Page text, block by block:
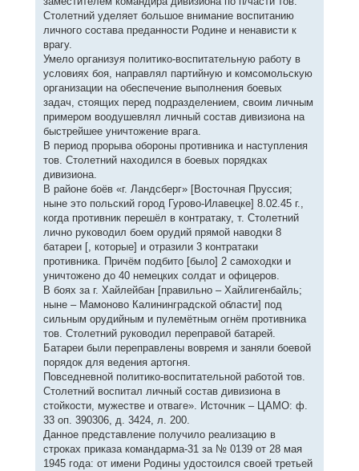
Столетний уделяет большое внимание воспитанию
личного состава преданности Родине и ненависти к
врагу.
Умело организуя политико-воспитательную работу в
условиях боя, направлял партийную и комсомольскую
организации на обеспечение выполнения боевых
задач, стоящих перед подразделением, своим личным
примером воодушевлял личный состав дивизиона на
быстрейшее уничтожение врага.
В период прорыва обороны противника и наступления
тов. Столетний находился в боевых порядках
дивизиона.
В районе боёв «г. Ландсберг» [Восточная Пруссия;
ныне это польский город Гурово-Илавецке] 8.02.45 г.,
когда противник перешёл в контратаку, т. Столетний
лично руководил боем орудий прямой наводки 8
батареи [, которые] и отразили 3 контратаки
противника. Причём подбито [было] 2 самоходки и
уничтожено до 40 немецких солдат и офицеров.
В боях за г. Хайлейбан [правильно – Хайлигенбайль;
ныне – Мамоново Калининградской области] под
сильным орудийным и пулемётным огнём противника
тов. Столетний руководил переправой батарей.
Батареи были переправлены вовремя и заняли боевой
порядок для ведения артогня.
Повседневной политико-воспитательной работой тов.
Столетний воспитал личный состав дивизиона в
стойкости, мужестве и отваге». Источник – ЦАМО: ф.
33 оп. 390306, д. 3424, л. 200.
Данное представление получило реализацию в
строках приказа командарма-31 за № 0139 от 28 мая
1945 года: от имени Родины удостоился своей третьей